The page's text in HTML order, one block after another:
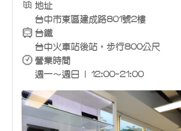
地址
台中市東區建成路801號2樓
台鐵
台中火車站後站，步行800公尺
營業時間
週一～週日 | 12:00~21:00